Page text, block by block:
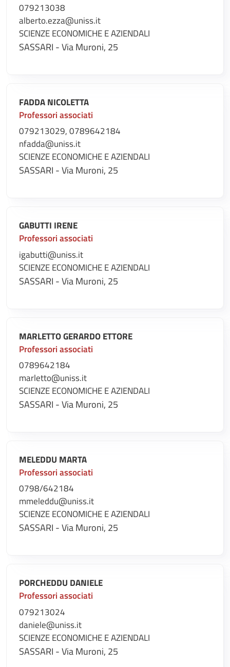
079213038
alberto.ezza@uniss.it
SCIENZE ECONOMICHE E AZIENDALI
SASSARI - Via Muroni, 25
FADDA NICOLETTA
Professori associati
079213029, 0789642184
nfadda@uniss.it
SCIENZE ECONOMICHE E AZIENDALI
SASSARI - Via Muroni, 25
GABUTTI IRENE
Professori associati
igabutti@uniss.it
SCIENZE ECONOMICHE E AZIENDALI
SASSARI - Via Muroni, 25
MARLETTO GERARDO ETTORE
Professori associati
0789642184
marletto@uniss.it
SCIENZE ECONOMICHE E AZIENDALI
SASSARI - Via Muroni, 25
MELEDDU MARTA
Professori associati
0798/642184
mmeleddu@uniss.it
SCIENZE ECONOMICHE E AZIENDALI
SASSARI - Via Muroni, 25
PORCHEDDU DANIELE
Professori associati
079213024
daniele@uniss.it
SCIENZE ECONOMICHE E AZIENDALI
SASSARI - Via Muroni, 25